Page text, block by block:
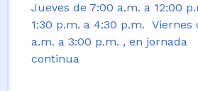
Jueves de 7:00 a.m. a 12:00
1:30 p.m. a 4:30 p.m. Viernes
a.m. a 3:00 p.m. , en jornada
continua